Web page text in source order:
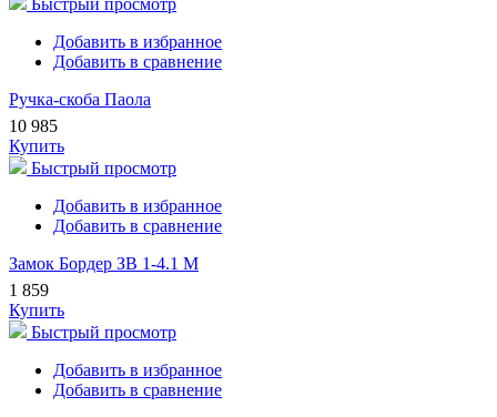
Быстрый просмотр
Добавить в избранное
Добавить в сравнение
Ручка-скоба Паола
10 985
Купить
Быстрый просмотр
Добавить в избранное
Добавить в сравнение
Замок Бордер ЗВ 1-4.1 М
1 859
Купить
Быстрый просмотр
Добавить в избранное
Добавить в сравнение